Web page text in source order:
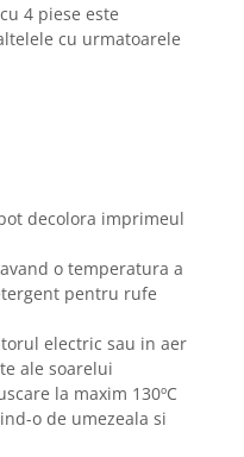
4 piese este
cu urmatoarele
decolora imprimeul
o temperatura a
pentru rufe
electric sau in aer
ale soarelui
la maxim 130ºC
o de umezeala si